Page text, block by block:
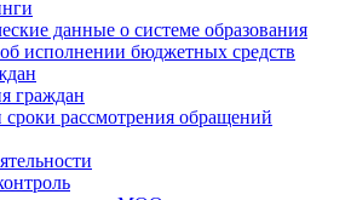
данные о системе образования
исполнении бюджетных средств
граждан
рассмотрения обращений